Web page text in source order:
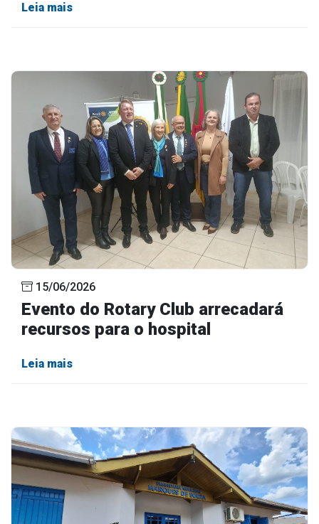
Leia mais
15/06/2026
Evento do Rotary Club arrecadará
recursos para o hospital
Leia mais